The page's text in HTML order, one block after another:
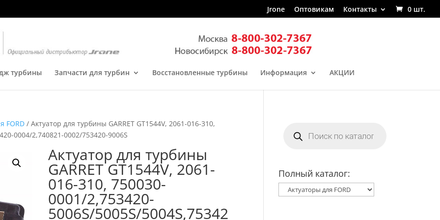
Jrone Оптовикам Контакты 0 шт.
турбины Запчасти для турбин Восстановленные турбины Информация АКЦИИ
FORD / Актуатор для турбины GARRET GT1544V, 2061-016-310,
0004/2,740821-0002/753420-9006S
Актуатор для турбины
GARRET GT1544V, 2061-
016-310, 750030-
0001/2,753420-
5006S/5005S/5004S,75342
товаров
Полный каталог: